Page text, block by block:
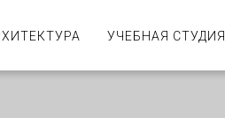
УЧЕБНАЯ СТУДИЯ